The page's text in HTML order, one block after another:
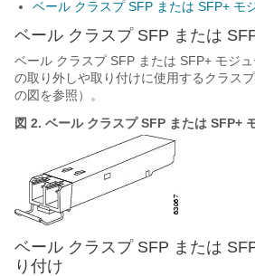
ベール クラスプ SFP または SFP+ モ
ベール クラスプ SFP または
ベール クラスプ SFP または SFP+ モジ
の取り外しや取り付けに使用するクラス
の図を参照）。
図 2. ベール クラスプ SFP または SFP+
ベール クラスプ SFP または
り付け